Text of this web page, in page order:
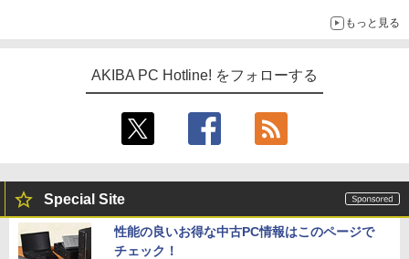
もっと見る
AKIBA PC Hotline! をフォローする
Special Site
性能の良いお得な中古PC情報はこのページで
チェック！